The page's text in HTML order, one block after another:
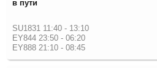
в пути
SU1831 11:40 - 13:10
EY844 23:50 - 06:20
EY888 21:10 - 08:45